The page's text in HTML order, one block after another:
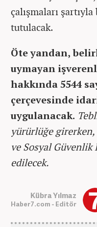
çalışmaları
tutulacak.
Öte yandan,
uymayan
hakkında 5544
çerçevesinde
uygulanacak.
yürürlüğe girerken,
ve Sosyal Güvenlik
edilecek.
Kübra Yılmaz
Haber7.com - Editör